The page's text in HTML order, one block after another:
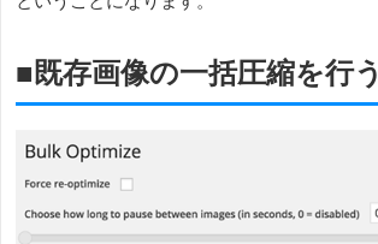
■既存画像の一括圧縮を行う